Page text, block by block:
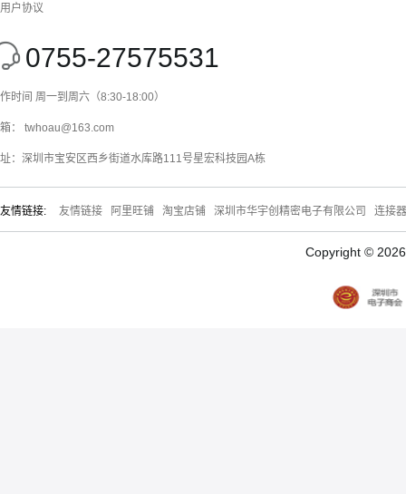
用户协议
0755-27575531
时间 周一到周六（8:30-18:00）
： twhoau@163.com
：深圳市宝安区西乡街道水库路111号星宏科技园A栋
友情链接: 友情链接 阿里旺铺 淘宝店铺 深圳市华宇创精密电子有限公司 连接
Copyright ©